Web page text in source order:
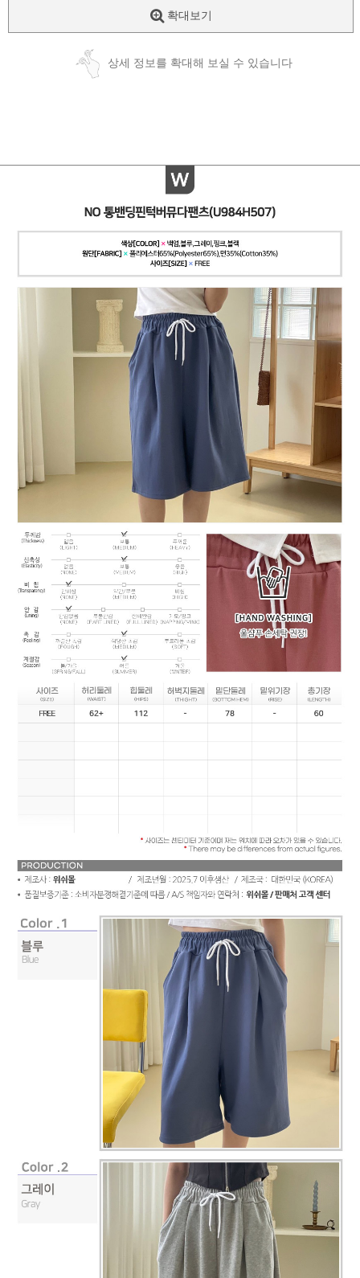
페이코 라이
PAYCO 바로
구매
확대보기
상세 정보를 확대해 보실 수 있습니다